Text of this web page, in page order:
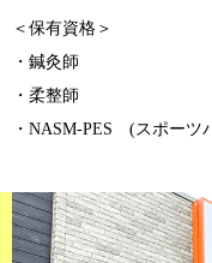
＜保有資格＞
・鍼灸師
・柔整師
・NASM-PES (スポーツ